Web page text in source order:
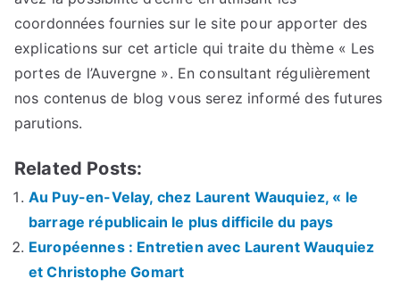
coordonnées fournies sur le site pour apporter des
explications sur cet article qui traite du thème « Les
portes de l’Auvergne ». En consultant régulièrement
nos contenus de blog vous serez informé des futures
parutions.
Related Posts:
Au Puy-en-Velay, chez Laurent Wauquiez, « le
barrage républicain le plus difficile du pays
Européennes : Entretien avec Laurent Wauquiez
et Christophe Gomart